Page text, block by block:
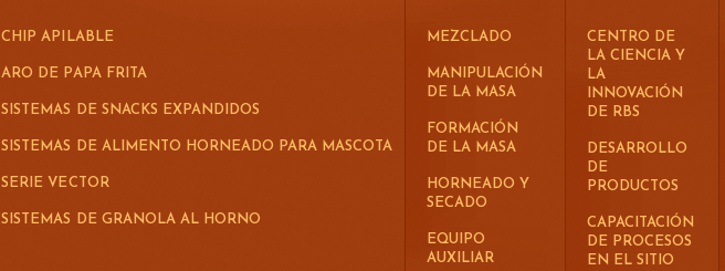
CHIP APILABLE
ARO DE PAPA FRITA
SISTEMAS DE SNACKS EXPANDIDOS
SISTEMAS DE ALIMENTO HORNEADO PARA MASCOTA
SERIE VECTOR
SISTEMAS DE GRANOLA AL HORNO
MEZCLADO
MANIPULACIÓN
DE LA MASA
FORMACIÓN
DE LA MASA
HORNEADO Y
SECADO
EQUIPO
AUXILIAR
CENTRO DE
LA CIENCIA Y
LA
INNOVACIÓN
DE RBS
DESARROLLO
DE
PRODUCTOS
CAPACITACIÓN
DE PROCESOS
EN EL SITIO